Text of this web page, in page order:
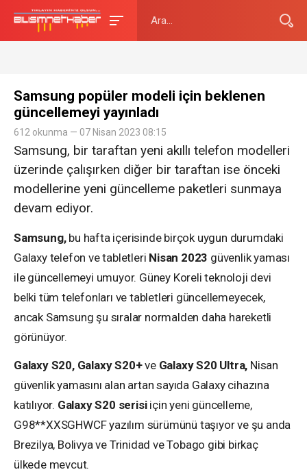
Samsung popüler modeli için beklenen
güncellemeyi yayınladı
612 okunma — 07 Nisan 2023 08:15
Samsung, bir taraftan yeni akıllı telefon modelleri
üzerinde çalışırken diğer bir taraftan ise önceki
modellerine yeni güncelleme paketleri sunmaya
devam ediyor.
Samsung,bu hafta içerisinde birçok uygun durumdaki
Galaxy telefon ve tabletleri Nisan 2023 güvenlik yaması
ile güncellemeyi umuyor. Güney Koreli teknoloji devi
belki tüm telefonları ve tabletleri güncellemeyecek,
ancak Samsung şu sıralar normalden daha hareketli
görünüyor.
Galaxy S20, Galaxy S20+ve Galaxy S20 Ultra, Nisan
güvenlik yamasını alan artan sayıda Galaxy cihazına
katılıyor. Galaxy S20 serisiiçin yeni güncelleme,
G98**XXSGHWCF yazılım sürümünü taşıyor ve şu anda
Brezilya, Bolivya ve Trinidad ve Tobago gibi birkaç
ülkede mevcut.